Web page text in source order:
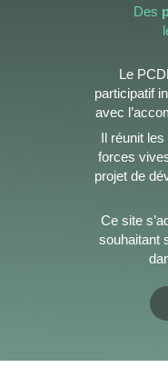
Des
Le
participatif
avec
Il réunit
forces
projet de
Ce site
souhaitant